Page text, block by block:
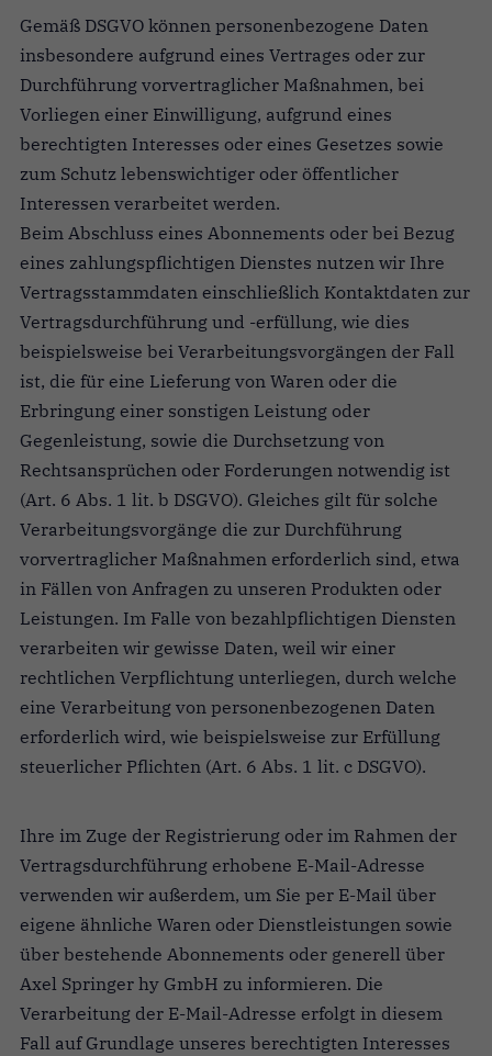
Gemäß DSGVO können personenbezogene Daten
insbesondere aufgrund eines Vertrages oder zur
Durchführung vorvertraglicher Maßnahmen, bei
Vorliegen einer Einwilligung, aufgrund eines
berechtigten Interesses oder eines Gesetzes sowie
zum Schutz lebenswichtiger oder öffentlicher
Interessen verarbeitet werden.
Beim Abschluss eines Abonnements oder bei Bezug
eines zahlungspflichtigen Dienstes nutzen wir Ihre
Vertragsstammdaten einschließlich Kontaktdaten zur
Vertragsdurchführung und -erfüllung, wie dies
beispielsweise bei Verarbeitungsvorgängen der Fall
ist, die für eine Lieferung von Waren oder die
Erbringung einer sonstigen Leistung oder
Gegenleistung, sowie die Durchsetzung von
Rechtsansprüchen oder Forderungen notwendig ist
(Art. 6 Abs. 1 lit. b DSGVO). Gleiches gilt für solche
Verarbeitungsvorgänge die zur Durchführung
vorvertraglicher Maßnahmen erforderlich sind, etwa
in Fällen von Anfragen zu unseren Produkten oder
Leistungen. Im Falle von bezahlpflichtigen Diensten
verarbeiten wir gewisse Daten, weil wir einer
rechtlichen Verpflichtung unterliegen, durch welche
eine Verarbeitung von personenbezogenen Daten
erforderlich wird, wie beispielsweise zur Erfüllung
steuerlicher Pflichten (Art. 6 Abs. 1 lit. c DSGVO).
Ihre im Zuge der Registrierung oder im Rahmen der
Vertragsdurchführung erhobene E-Mail-Adresse
verwenden wir außerdem, um Sie per E-Mail über
eigene ähnliche Waren oder Dienstleistungen sowie
über bestehende Abonnements oder generell über
Axel Springer hy GmbH zu informieren. Die
Verarbeitung der E-Mail-Adresse erfolgt in diesem
Fall auf Grundlage unseres berechtigten Interesses